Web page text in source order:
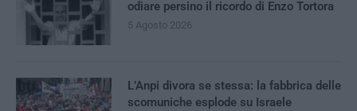
odiare persino il ricordo di Enzo Tortora
5 Agosto 2026
L’Anpi divora se stessa: la fabbrica delle
scomuniche esplode su Israele